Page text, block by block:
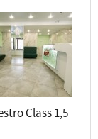
Class 1,5